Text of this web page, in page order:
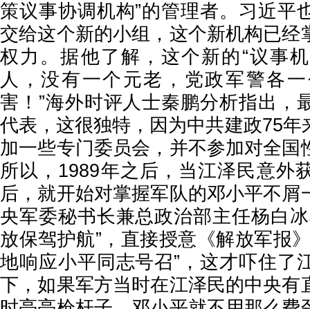
策议事协调机构”的管理者。习近平
交给这个新的小组，这个新机构已经
权力。据他了解，这个新的“议事
人，没有一个元老，党政军警各
害！”海外时评人士秦鹏分析指出，
代表，这很独特，因为中共建政75年
加一些专门委员会，并不参加对全国
所以，1989年之后，当江泽民意外
后，就开始对掌握军队的邓小平不屑
央军委秘书长兼总政治部主任杨白
放保驾护航”，直接授意《解放军报
地响应小平同志号召”，这才吓住了
下，如果军方当时在江泽民的中央有